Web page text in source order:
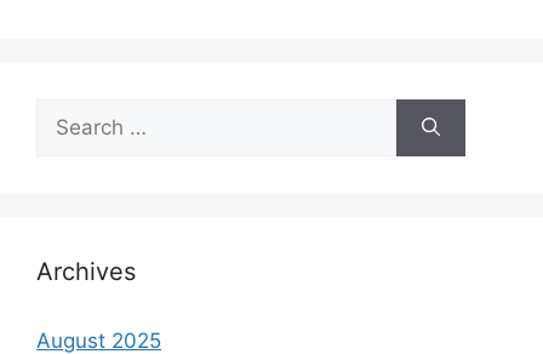
for:
Archives
August 2025